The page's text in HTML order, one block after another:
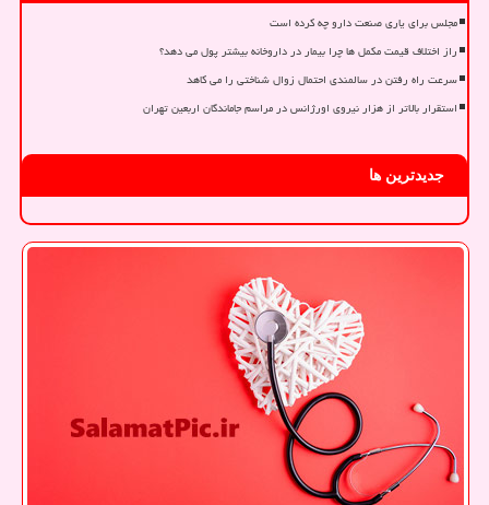
مجلس برای یاری صنعت دارو چه کرده است
راز اختلاف قیمت مکمل ها چرا بیمار در داروخانه بیشتر پول می دهد؟
سرعت راه رفتن در سالمندی احتمال زوال شناختی را می کاهد
استقرار بالاتر از هزار نیروی اورژانس در مراسم جاماندگان اربعین تهران
جدیدترین ها